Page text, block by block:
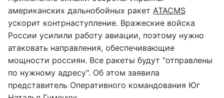
американских дальнобойных ракет ATACMS
ускорит контрнаступление. Вражеские войска
России усилили работу авиации, поэтому нужно
атаковать направления, обеспечивающие
мощности россиян. Все ракеты будут "отправлены
по нужному адресу". Об этом заявила
представитель Оперативного командования Юг